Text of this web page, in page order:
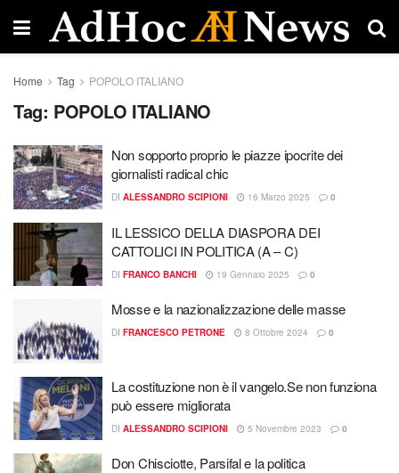
Home Tag POPOLO ITALIANO
Tag: POPOLO ITALIANO
Non sopporto proprio le piazze ipocrite dei
giornalisti radical chic
DI ALESSANDRO SCIPIONI 16 Marzo 2025 0
IL LESSICO DELLA DIASPORA DEI
CATTOLICI IN POLITICA (A – C)
DI FRANCO BANCHI 19 Gennaio 2025 0
Mosse e la nazionalizzazione delle masse
DI FRANCESCO PETRONE 8 Ottobre 2024 0
La costituzione non è il vangelo.Se non funziona
può essere migliorata
DI ALESSANDRO SCIPIONI 5 Novembre 2023 0
Don Chisciotte, Parsifal e la politica